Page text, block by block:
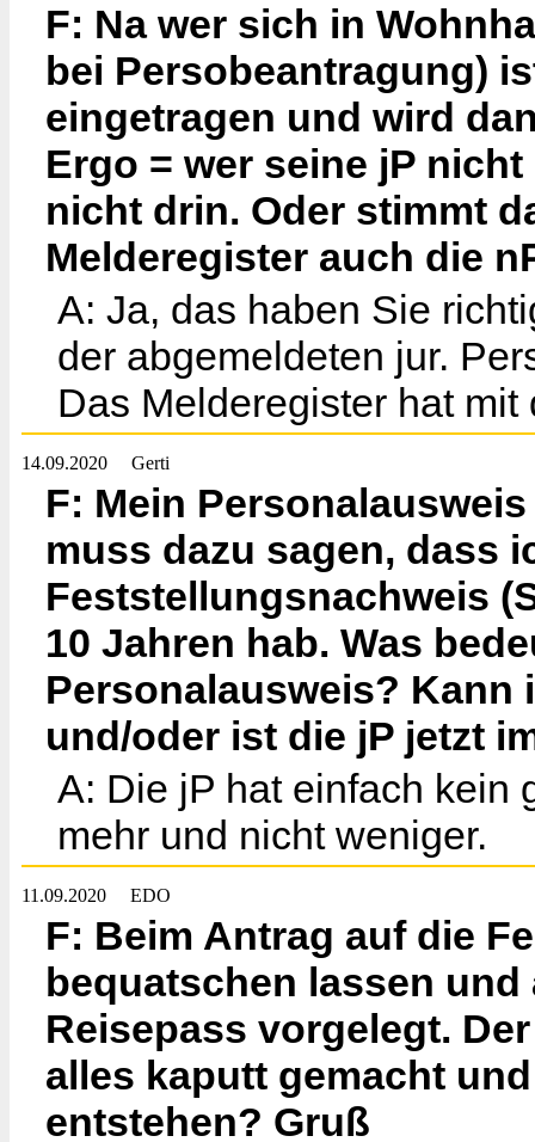
F: Na wer sich in
bei Persobeantragung)
eingetragen und wird
Ergo = wer seine jP
nicht drin. Oder stimmt
Melderegister auch die
A: Ja, das haben Sie
der abgemeldeten jur.
Das Melderegister hat
14.09.2020 Gerti
F: Mein
muss dazu sagen, dass
Feststellungsnachweis
10 Jahren hab. Was
Personalausweis? Kann
und/oder ist die jP jetzt
A: Die jP hat einfach kein
mehr und nicht weniger.
11.09.2020 EDO
F: Beim Antrag auf die
bequatschen lassen
Reisepass vorgelegt.
alles kaputt gemacht
entstehen? Gruß